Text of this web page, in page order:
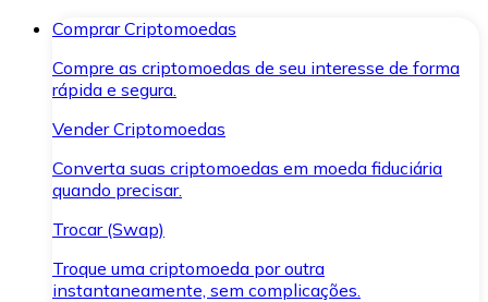
Comprar Criptomoedas
Compre as criptomoedas de seu interesse de forma
rápida e segura.
Vender Criptomoedas
Converta suas criptomoedas em moeda fiduciária
quando precisar.
Trocar (Swap)
Troque uma criptomoeda por outra
instantaneamente, sem complicações.